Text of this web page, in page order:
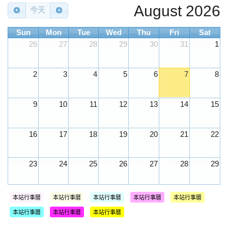
今天 August 2026
Sun Mon Tue Wed Thu Fri
Sat
26
27 28 29 30 31 1
2 3 4 5 6 7 8
9 10 11 12 13 14 15
16 17 18 19 20 21 22
23 24 25 26 27 28 29
30 31 1 2 3 4
本站行事曆 本站行事曆 本站行事曆 本站行事曆
本站行事曆
本站行事曆
本站行事曆 本站行事曆